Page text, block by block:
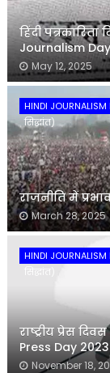
हिंदी
Journalism
May 12, 2025
HINDI JOURNALISM
सिद्धांत)
राजनीति में
March 28, 2025
HINDI JOURNALISM
सिद्धांत)
राष्ट्रीय प्रेस
Press Day
November 18,